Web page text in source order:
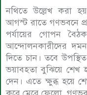
নথিতে উল্লেখ করা
আগস্ট রাতে গণভবনে
পর্যায়ের গোপন
আন্দোলনকারীদের
দিতে চান। তবে
ভয়াবহতা বুঝিয়ে শেখ
দেন। এতে ক্ষুব্ধ হয়ে
করে মেরে ফেলো,